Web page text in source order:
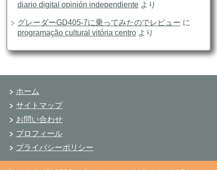
diario digital opinión independienteより
グレーダーGD405-7に乗ってみたのでレビュー に
programação cultural vitória centroより
ホーム
サイトマップ
お問い合わせ
プロフィール
プライバシーポリシー